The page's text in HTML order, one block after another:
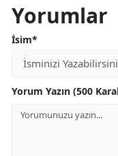
Yorumlar
İsim*
Yorum Yazın (500